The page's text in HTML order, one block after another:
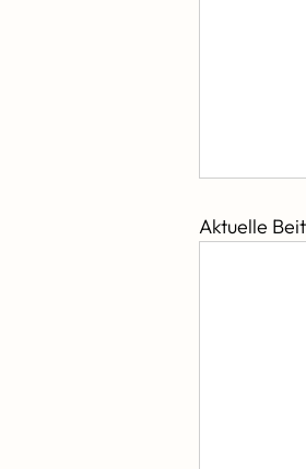
Aktuelle